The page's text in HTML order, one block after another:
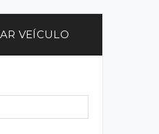
VEÍCULO